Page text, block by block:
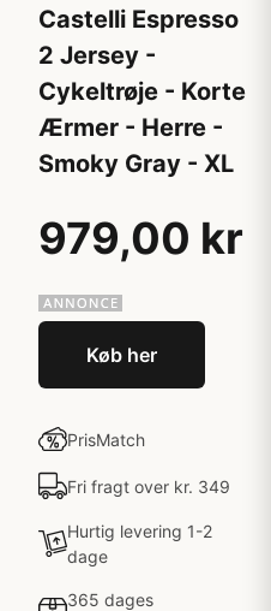
Castelli Espresso
2 Jersey -
Cykeltrøje - Korte
Ærmer - Herre -
Smoky Gray - XL
979,00 kr
Køb her
PrisMatch
Fri fragt over kr. 349
Hurtig levering 1-2
dage
365 dages